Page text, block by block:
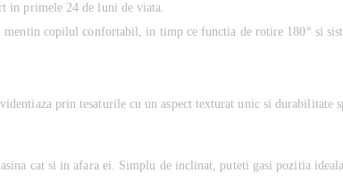
in primele 24 de luni de viata.
copilul confortabil, in timp ce functia de rotire 180° si
prin tesaturile cu un aspect texturat unic si durabilitate
cat si in afara ei. Simplu de inclinat, puteti gasi pozitia